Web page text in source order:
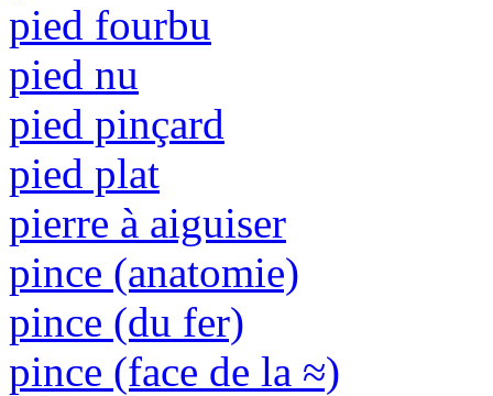
pied fourbu
pied nu
pied pinçard
pied plat
pierre à aiguiser
pince (anatomie)
pince (du fer)
pince (face de la ≈)